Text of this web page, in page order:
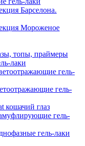
Барселона.
Мороженое
топы, праймеры
лаки
гель-
гель-
кошачий глаз
гель-
гель-лаки